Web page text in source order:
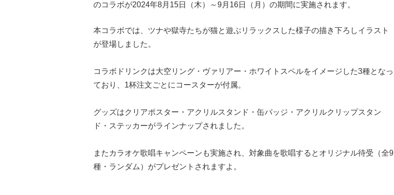
のコラボが2024年8月15日（木）～9月16日（月）の期間に実施されます。
本コラボでは、ツナや獄寺たちが猫と遊ぶリラックスした様子の描き下ろしイラスト
が登場しました。
コラボドリンクは大空リング・ヴァリアー・ホワイトスペルをイメージした3種となっ
ており、1杯注文ごとにコースターが付属。
グッズはクリアポスター・アクリルスタンド・缶バッジ・アクリルクリップスタン
ド・ステッカーがラインナップされました。
またカラオケ歌唱キャンペーンも実施され、対象曲を歌唱するとオリジナル待受（全9
種・ランダム）がプレゼントされますよ。